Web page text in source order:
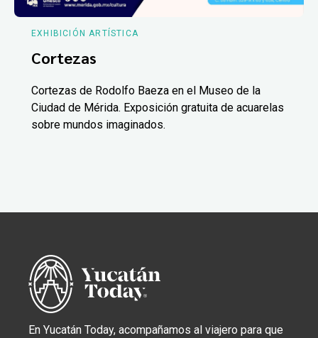
EXHIBICIÓN ARTÍSTICA
Cortezas
Cortezas de Rodolfo Baeza en el Museo de la
Ciudad de Mérida. Exposición gratuita de acuarelas
sobre mundos imaginados.
En Yucatán Today, acompañamos al viajero para que